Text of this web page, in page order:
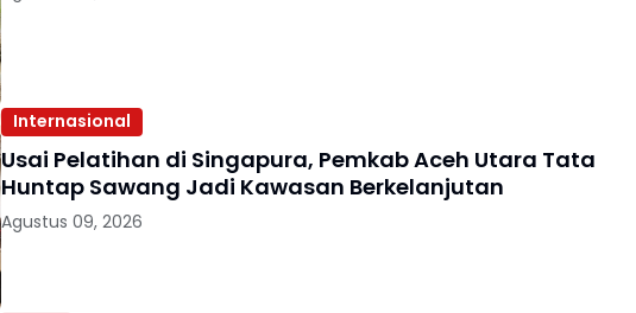
Internasional
Usai Pelatihan di Singapura, Pemkab Aceh Utara Tata
Huntap Sawang Jadi Kawasan Berkelanjutan
Agustus 09, 2026